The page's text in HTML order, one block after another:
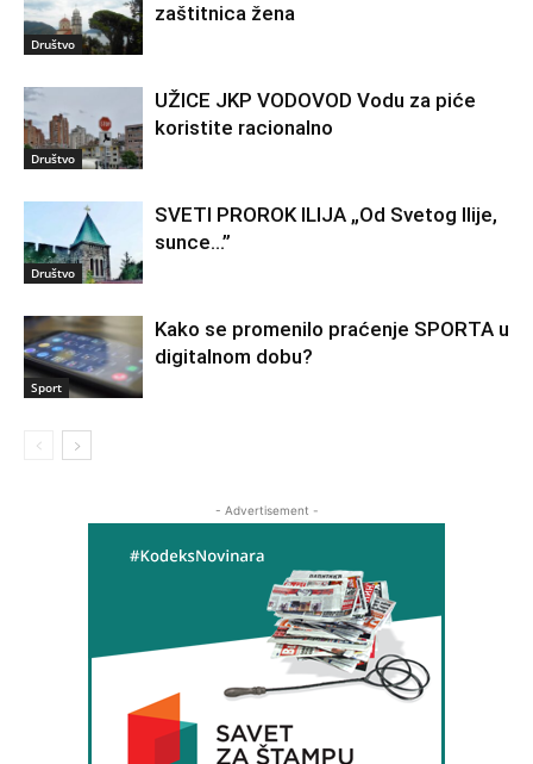
Društvo
zaštitnica žena
Društvo
UŽICE JKP VODOVOD Vodu za piće
koristite racionalno
Društvo
SVETI PROROK ILIJA „Od Svetog Ilije,
sunce…”
Sport
Kako se promenilo praćenje SPORTA u
digitalnom dobu?
- Advertisement -